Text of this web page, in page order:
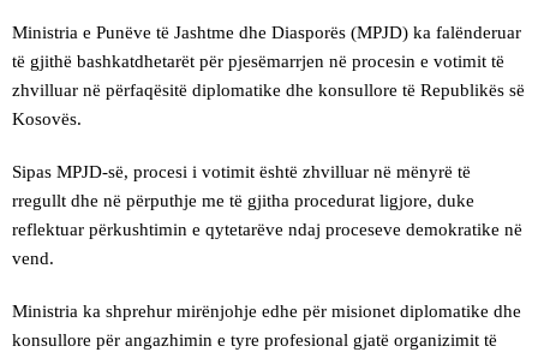
Ministria e Punëve të Jashtme dhe Diasporës (MPJD) ka falënderuar
të gjithë bashkatdhetarët për pjesëmarrjen në procesin e votimit të
zhvilluar në përfaqësitë diplomatike dhe konsullore të Republikës së
Kosovës.
Sipas MPJD-së, procesi i votimit është zhvilluar në mënyrë të
rregullt dhe në përputhje me të gjitha procedurat ligjore, duke
reflektuar përkushtimin e qytetarëve ndaj proceseve demokratike në
vend.
Ministria ka shprehur mirënjohje edhe për misionet diplomatike dhe
konsullore për angazhimin e tyre profesional gjatë organizimit të